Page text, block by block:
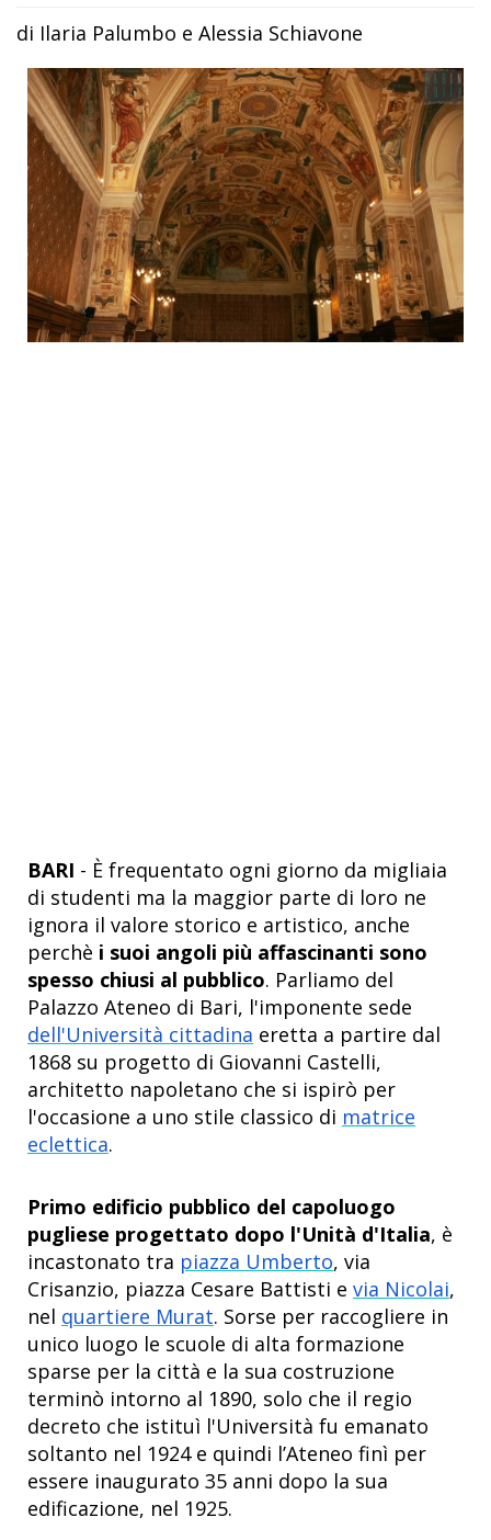
di Ilaria Palumbo e Alessia Schiavone
BARI - È frequentato ogni giorno da migliaia
di studenti ma la maggior parte di loro ne
ignora il valore storico e artistico, anche
perchè i suoi angoli più affascinanti sono
spesso chiusi al pubblico. Parliamo del
Palazzo Ateneo di Bari, l'imponente sede
dell'Università cittadina eretta a partire dal
1868 su progetto di Giovanni Castelli,
architetto napoletano che si ispirò per
l'occasione a uno stile classico di matrice
eclettica.
Primo edificio pubblico del capoluogo
pugliese progettato dopo l'Unità d'Italia, è
incastonato tra piazza Umberto, via
Crisanzio, piazza Cesare Battisti e via Nicolai,
nel quartiere Murat. Sorse per raccogliere in
unico luogo le scuole di alta formazione
sparse per la città e la sua costruzione
terminò intorno al 1890, solo che il regio
decreto che istituì l'Università fu emanato
soltanto nel 1924 e quindi l’Ateneo finì per
essere inaugurato 35 anni dopo la sua
edificazione, nel 1925.